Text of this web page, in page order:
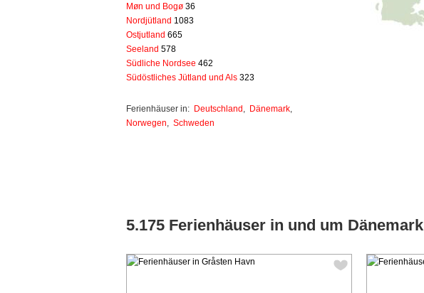
Møn und Bogø 36
Nordjütland 1083
Ostjutland 665
Seeland 578
Südliche Nordsee 462
Südöstliches Jütland und Als 323
Ferienhäuser in: Deutschland , Dänemark,
Norwegen, Schweden
5.175 Ferienhäuser in und um Dänemark